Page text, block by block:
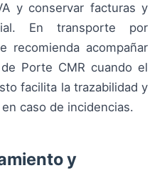
y conservar facturas y
En transporte por
recomienda acompañar
de Porte CMR cuando el
facilita la trazabilidad y
caso de incidencias.
y